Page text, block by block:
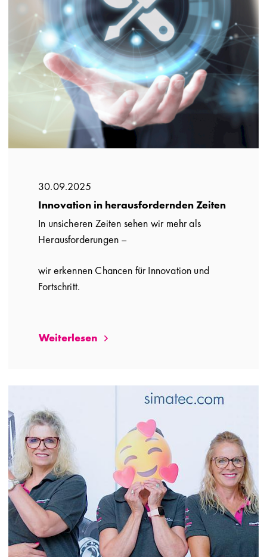
30.09.2025
Innovation in herausfordernden Zeiten
In unsicheren Zeiten sehen wir mehr als
Herausforderungen –
wir erkennen Chancen für Innovation und
Fortschritt.
Weiterlesen